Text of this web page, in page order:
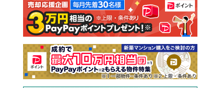
注文住宅 土地
売却査定